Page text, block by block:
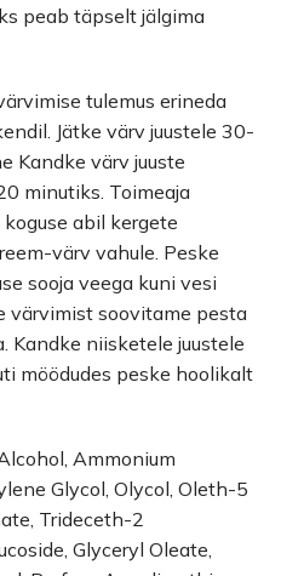
peab täpselt jälgima
tulemus erineda
Jätke värv juustele 30-
Kandke värv juuste
minutiks. Toimeaja
abil kergete
värv vahule. Peske
sooja veega kuni vesi
värvimist soovitame pesta
Kandke niisketele juustele
möödudes peske hoolikalt
Ammonium
Glycol, Olycol, Oleth-5
Trideceth-2
Glyceryl Oleate,